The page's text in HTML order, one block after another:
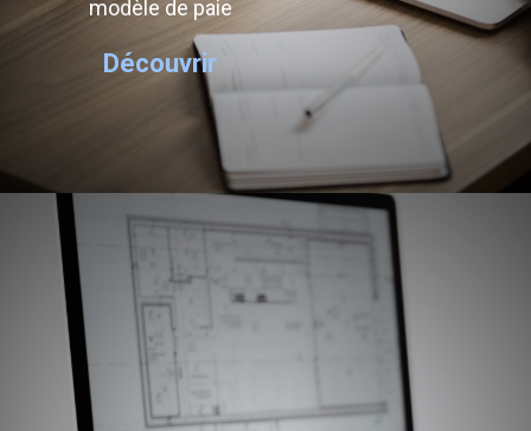
modèle de paie
Découvrir